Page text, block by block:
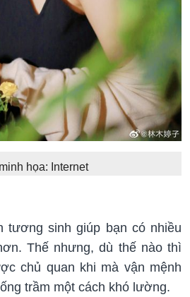
họa: Internet
tương sinh giúp bạn có nhiều
Thế nhưng, dù thế nào thì
chủ quan khi mà vận mệnh
trầm một cách khó lường.